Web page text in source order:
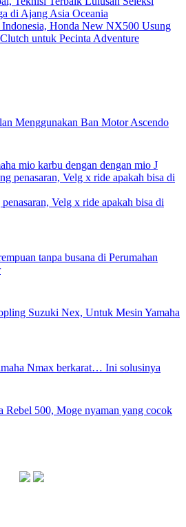
di Ajang Asia Oceania
Indonesia, Honda New NX500 Usung
untuk Pecinta Adventure
Menggunakan Ban Motor Ascendo
mio karbu dengan dengan mio J
Velg x ride apakah bisa di
tanpa busana di Perumahan
Suzuki Nex, Untuk Mesin Yamaha
Nmax berkarat… Ini solusinya
500, Moge nyaman yang cocok